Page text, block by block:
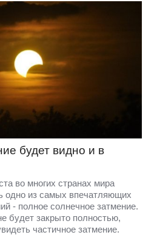
будет видно и в
во многих странах мира
одно из самых впечатляющих
- полное солнечное затмение.
будет закрыто полностью,
частичное затмение.